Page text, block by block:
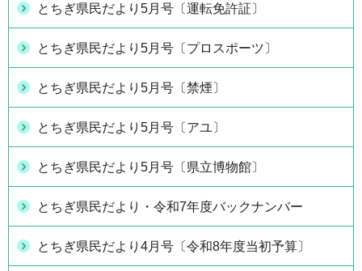
とちぎ県民だより5月号〔運転免許証〕
とちぎ県民だより5月号〔プロスポーツ〕
とちぎ県民だより5月号〔禁煙〕
とちぎ県民だより5月号〔アユ〕
とちぎ県民だより5月号〔県立博物館〕
とちぎ県民だより・令和7年度バックナンバー
とちぎ県民だより4月号〔令和8年度当初予算〕